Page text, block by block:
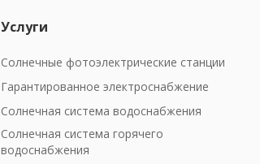
Услуги
Солнечные фотоэлектрические станции
Гарантированное электроснабжение
Солнечная система водоснабжения
Солнечная система горячего
водоснабжения